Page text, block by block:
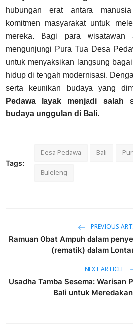
hubungan erat antara
komitmen masyarakat untuk
mereka. Bagi para wisatawan
mengunjungi Pura Tua Desa
untuk menyaksikan langsung
hidup di tengah modernisasi.
serta keunikan budaya yang
Pedawa layak menjadi salah
budaya unggulan di Bali.
Tags:
Desa Pedawa Bali
Buleleng
PREVIOUS
Ramuan Obat Ampuh dalam
(rematik) dalam
NEXT ARTICLE
Usadha Tamba Sesema: Warisan
Bali untuk